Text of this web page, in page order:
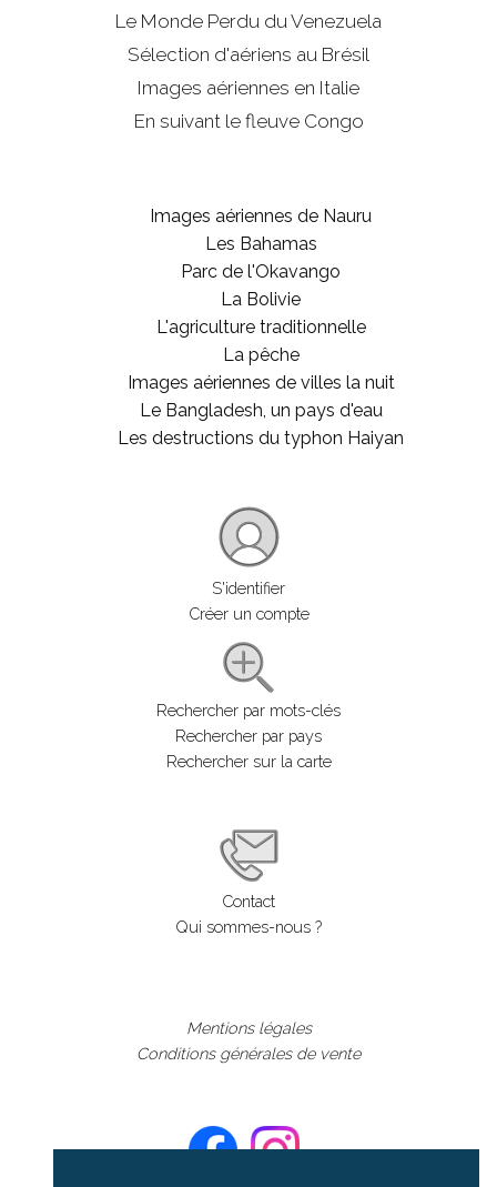
Le Monde Perdu du Venezuela
Sélection d'aériens au Brésil
Images aériennes en Italie
En suivant le fleuve Congo
Images aériennes de Nauru
Les Bahamas
Parc de l'Okavango
La Bolivie
L'agriculture traditionnelle
La pêche
Images aériennes de villes la nuit
Le Bangladesh, un pays d'eau
Les destructions du typhon Haiyan
S'identifier
Créer un compte
Rechercher par mots-clés
Rechercher par pays
Rechercher sur la carte
Contact
Qui sommes-nous ?
Mentions légales
Conditions générales de vente